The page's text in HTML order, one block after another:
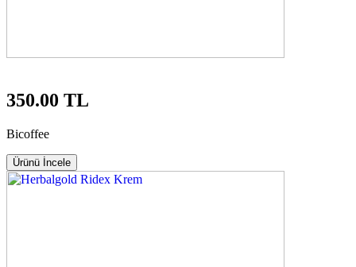
350.00 TL
Bicoffee
Ürünü İncele